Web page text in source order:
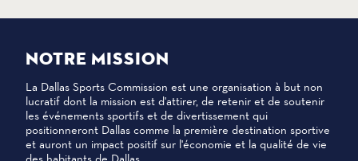
NOTRE MISSION
La Dallas Sports Commission est une organisation à but non
lucratif dont la mission est d'attirer, de retenir et de soutenir
les événements sportifs et de divertissement qui
positionneront Dallas comme la première destination sportive
et auront un impact positif sur l'économie et la qualité de vie